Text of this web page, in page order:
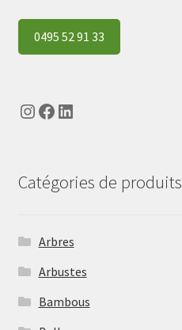
0495 52 91 33
Instagram
Facebook
LinkedIn
Catégories de produits
Arbres
Arbustes
Bambous